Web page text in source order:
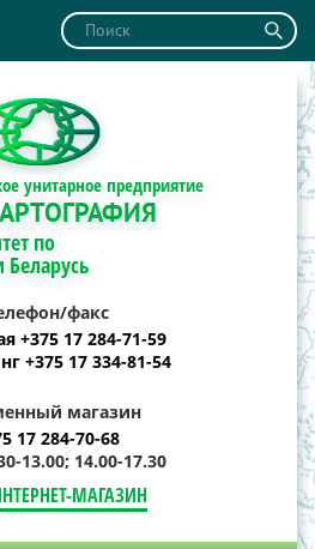
унитарное предприятие
по
факс
+375 17 284-71-59
+375 17 334-81-54
магазин
17 284-70-68
13.00; 14.00-17.30
МАГАЗИН